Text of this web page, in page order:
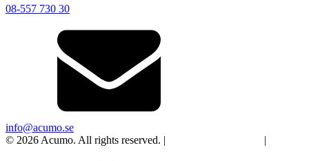
08-557 730 30
info@acumo.se
© 2026 Acumo. All rights reserved. |
|